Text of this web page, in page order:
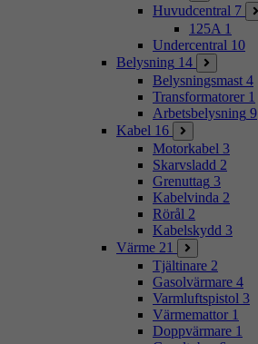
Huvudcentral 7
125A 1
Undercentral 10
Belysning 14
Belysningsmast 4
Transformatorer 1
Arbetsbelysning 9
Kabel 16
Motorkabel 3
Skarvsladd 2
Grenuttag 3
Kabelvinda 2
Rörål 2
Kabelskydd 3
Värme 21
Tjältinare 2
Gasolvärmare 4
Varmluftspistol 3
Värmemattor 1
Doppvärmare 1